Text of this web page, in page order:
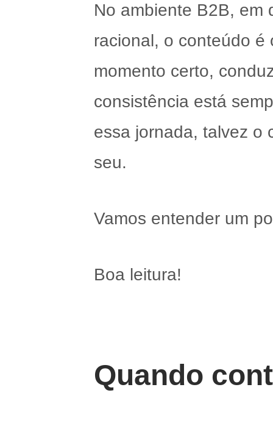
No ambiente B2B, em
racional, o conteúdo
momento certo,
consistência está
essa jornada, talvez o
seu.
Vamos entender um
Boa leitura!
Quando